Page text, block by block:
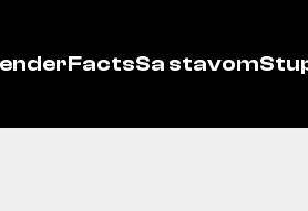
Sa stavom